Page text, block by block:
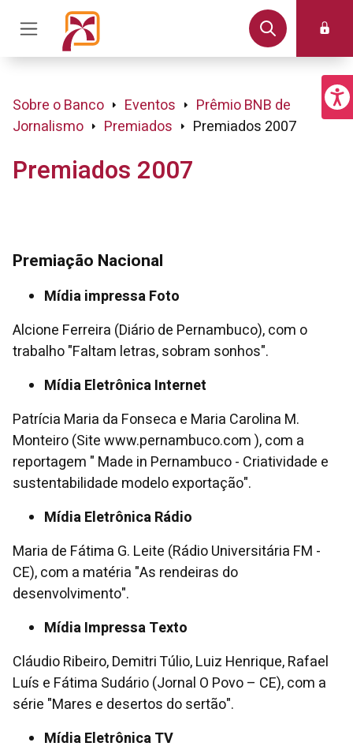
Sobre o Banco Eventos
Prêmio BNB de
Jornalismo
Premiados Premiados 2007
Premiados 2007
Premiação Nacional
Mídia impressa Foto
Alcione Ferreira (Diário de Pernambuco), com o
trabalho "Faltam letras, sobram sonhos".
Mídia Eletrônica Internet
Patrícia Maria da Fonseca e Maria Carolina M.
Monteiro (Site www.pernambuco.com ), com a
reportagem " Made in Pernambuco - Criatividade e
sustentabilidade modelo exportação".
Mídia Eletrônica Rádio
Maria de Fátima G. Leite (Rádio Universitária FM -
CE), com a matéria "As rendeiras do
desenvolvimento".
Mídia Impressa Texto
Cláudio Ribeiro, Demitri Túlio, Luiz Henrique, Rafael
Luís e Fátima Sudário (Jornal O Povo – CE), com a
série "Mares e desertos do sertão".
Mídia Eletrônica TV